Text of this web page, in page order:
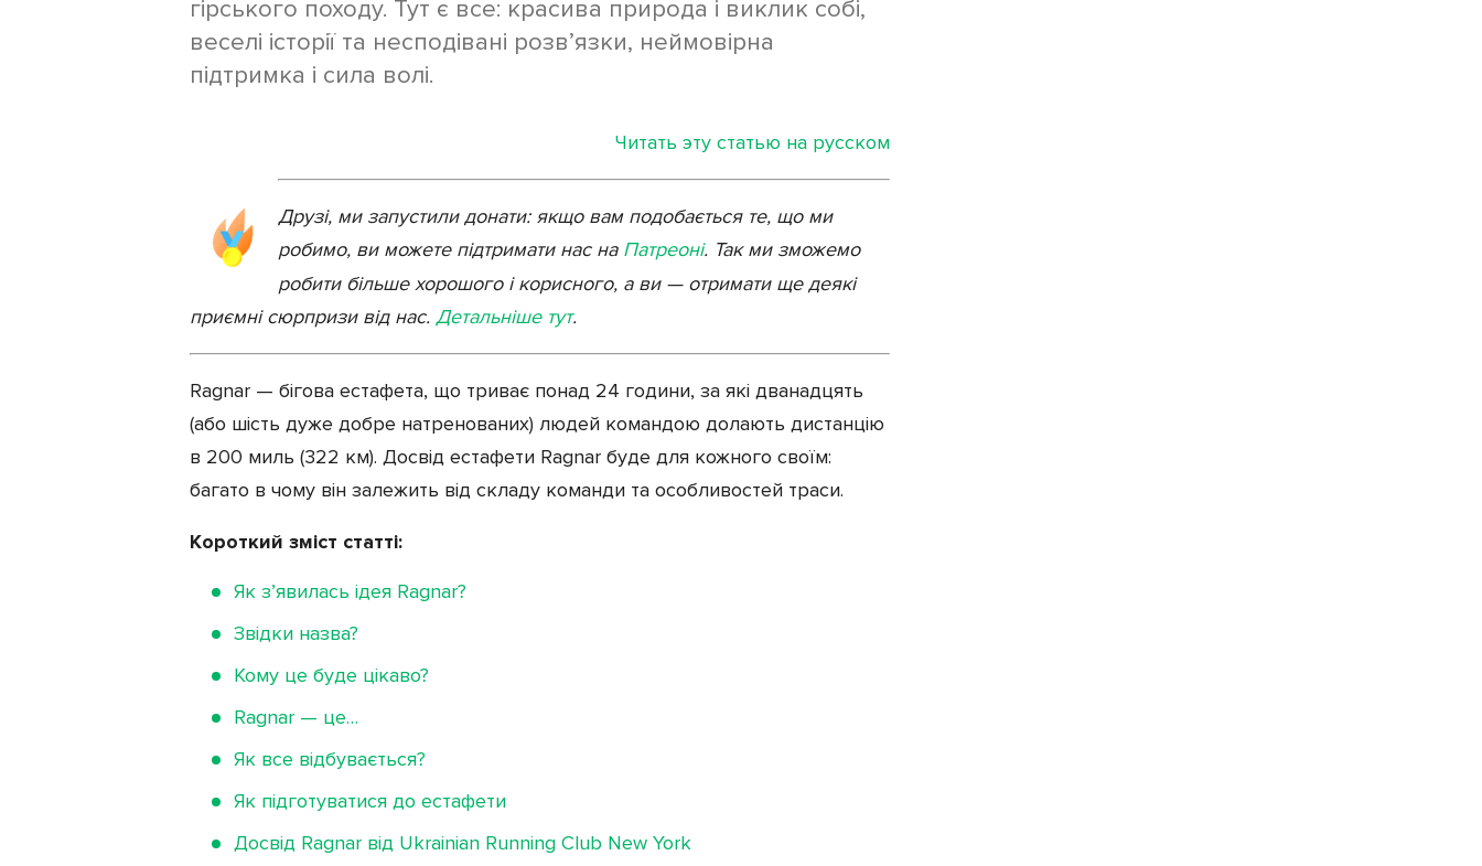
гірського походу. Тут є все: красива природа і виклик собі,
веселі історії та несподівані розв’язки, неймовірна
підтримка і сила волі.
Читать эту статью на русском
Друзі, ми запустили донати: якщо вам подобається те, що ми
робимо, ви можете підтримати нас на Патреоні. Так ми зможемо
робити більше хорошого і корисного, а ви — отримати ще деякі
приємні сюрпризи від нас. Детальніше тут.
Ragnar — бігова естафета, що триває понад 24 години, за які дванадцять
(або шість дуже добре натренованих) людей командою долають дистанцію
в 200 миль (322 км). Досвід естафети Ragnar буде для кожного своїм:
багато в чому він залежить від складу команди та особливостей траси.
Короткий зміст статті:
Як з’явилась ідея Ragnar?
Звідки назва?
Кому це буде цікаво?
Ragnar — це…
Як все відбувається?
Як підготуватися до естафети
Досвід Ragnar від Ukrainian Running Club New York